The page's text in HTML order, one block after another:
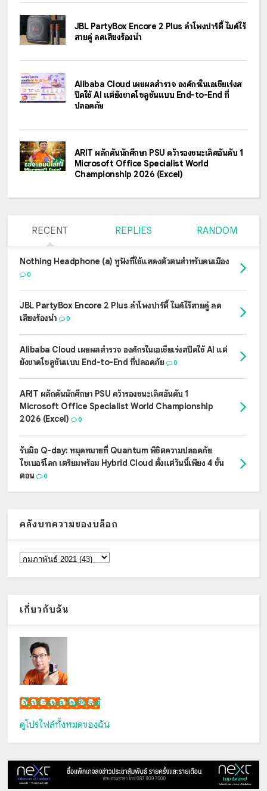
JBL PartyBox Encore 2 Plus ลำโพงปาร์ตี้ ไมค์ไร้
สายคู่ ลดเสียงร้องนำ
Alibaba Cloud เผยผลสำรวจ องค์กรในเอเชียเร่งส
ปีดใช้ AI แต่ยังขาดโซลูชันแบบ End-to-End ที่
ปลอดภัย
ARIT ผลักดันนักศึกษา PSU คว้ารองชนะเลิศอันดับ 1
Microsoft Office Specialist World
Championship 2026 (Excel)
RECENT REPLIES RANDOM
Nothing Headphone (a) หูฟังที่ใช้แสดงตัวตนสำหรับคนเมือง
0
JBL PartyBox Encore 2 Plus ลำโพงปาร์ตี้ ไมค์ไร้สายคู่ ลด
เสียงร้องนำ
0
Alibaba Cloud เผยผลสำรวจ องค์กรในเอเชียเร่งสปีดใช้ AI แต่
ยังขาดโซลูชันแบบ End-to-End ที่ปลอดภัย
0
ARIT ผลักดันนักศึกษา PSU คว้ารองชนะเลิศอันดับ 1
Microsoft Office Specialist World Championship
2026 (Excel)
0
รับมือ Q-day: หมุดหมายที่ Quantum พิชิตความปลอดภัย
ไซเบอร์โลก เตรียมพร้อม Hybrid Cloud ตั้งแต่วันนี้เพียง 4 ขั้น
ตอน
0
คลังบทความของบล็อก
เกี่ยวกับฉัน
เน็กซ์ วรพล ลิ่มศิริวงศ์
ดูโปรไฟล์ทั้งหมดของฉัน